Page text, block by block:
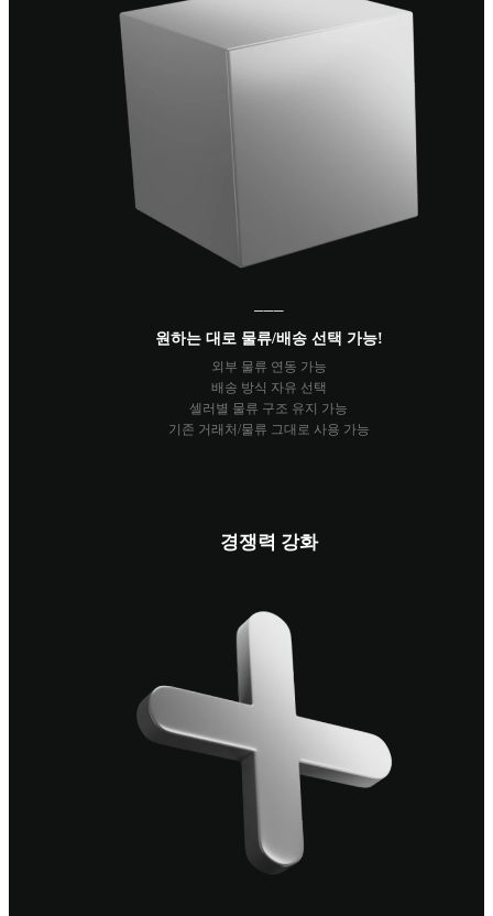
───
원하는 대로 물류/배송 선택 가능!
외부 물류 연동 가능
배송 방식 자유 선택
셀러별 물류 구조 유지 가능
기존 거래처/물류 그대로 사용 가능
경쟁력 강화